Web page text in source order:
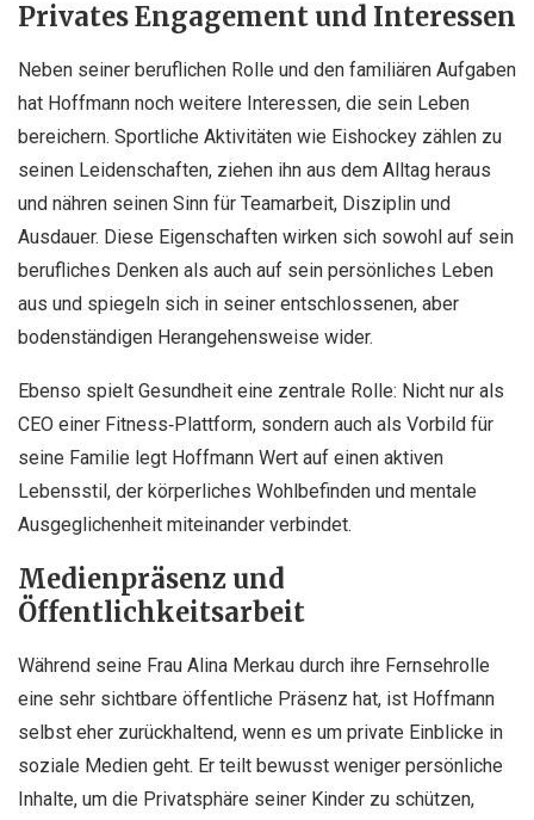
Privates Engagement und Interessen
Neben seiner beruflichen Rolle und den familiären Aufgaben
hat Hoffmann noch weitere Interessen, die sein Leben
bereichern. Sportliche Aktivitäten wie Eishockey zählen zu
seinen Leidenschaften, ziehen ihn aus dem Alltag heraus
und nähren seinen Sinn für Teamarbeit, Disziplin und
Ausdauer. Diese Eigenschaften wirken sich sowohl auf sein
berufliches Denken als auch auf sein persönliches Leben
aus und spiegeln sich in seiner entschlossenen, aber
bodenständigen Herangehensweise wider.
Ebenso spielt Gesundheit eine zentrale Rolle: Nicht nur als
CEO einer Fitness‑Plattform, sondern auch als Vorbild für
seine Familie legt Hoffmann Wert auf einen aktiven
Lebensstil, der körperliches Wohlbefinden und mentale
Ausgeglichenheit miteinander verbindet.
Medienpräsenz und
Öffentlichkeitsarbeit
Während seine Frau Alina Merkau durch ihre Fernsehrolle
eine sehr sichtbare öffentliche Präsenz hat, ist Hoffmann
selbst eher zurückhaltend, wenn es um private Einblicke in
soziale Medien geht. Er teilt bewusst weniger persönliche
Inhalte, um die Privatsphäre seiner Kinder zu schützen,